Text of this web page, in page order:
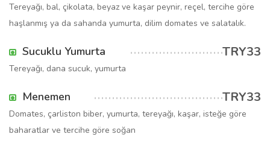
Tereyağı, bal, çikolata, beyaz ve kaşar peynir, reçel, tercihe göre
haşlanmış ya da sahanda yumurta, dilim domates ve salatalık.
Sucuklu Yumurta TRY33
Tereyağı, dana sucuk, yumurta
Menemen TRY33
Domates, çarliston biber, yumurta, tereyağı, kaşar, isteğe göre
baharatlar ve tercihe göre soğan